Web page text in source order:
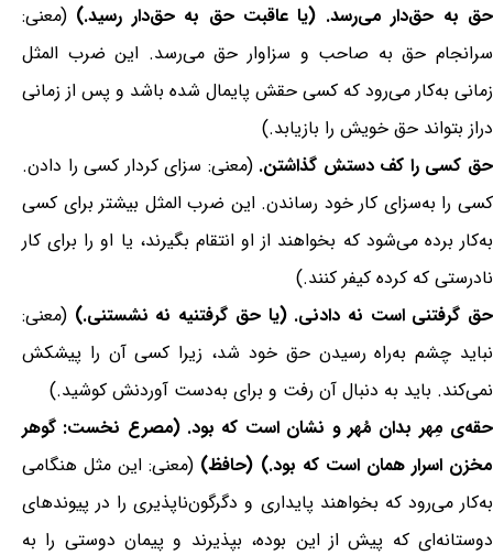
حق به حق‌دار می‌رسد. (یا عاقبت حق به حق‌دار رسید.) (معنی:
سرانجام حق به صاحب و سزاوار حق می‌رسد. این ضرب المثل
زمانی به‌کار می‌رود که کسی حقش پایمال شده باشد و پس از زمانی
دراز بتواند حق خویش را بازیابد.)
حق کسی را کف دستش گذاشتن. (معنی: سزای کردار کسی را دادن.
کسی را به‌سزای کار خود رساندن. این ضرب المثل بیشتر برای کسی
به‌کار برده می‌شود که بخواهند از او انتقام بگیرند، یا او را برای کار
نادرستی که کرده کیفر کنند.)
حق گرفتنی است نه دادنی. (یا حق گرفتنیه نه نشستنی.) (معنی:
نباید چشم به‌راه رسیدن حق خود شد، زیرا کسی آن را پیشکش
نمی‌کند. باید به دنبال آن رفت و برای به‌دست آوردنش کوشید.)
حقه‌ی مِهر بدان مُهر و نشان است که بود. (مصرع نخست: گوهر
مخزن اسرار همان است که بود.) (حافظ) (معنی: این مثل هنگامی
به‌کار می‌رود که بخواهند پایداری و دگرگون‌ناپذیری را در پیوندهای
دوستانه‌ای که پیش از این بوده، بپذیرند و پیمان دوستی را به